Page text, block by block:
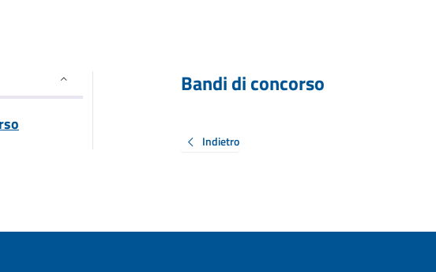
Bandi di concorso
Indietro